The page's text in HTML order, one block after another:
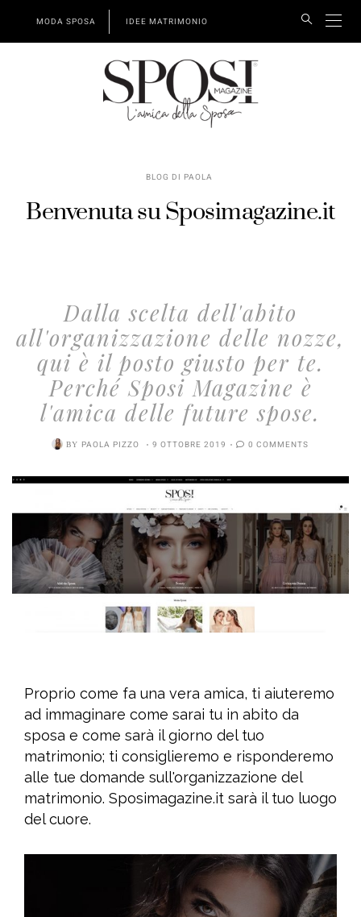
MODA SPOSA IDEE MATRIMONIO
BLOG DI PAOLA
Benvenuta su Sposimagazine.it
Dalla scelta dell'abito
all'organizzazione delle nozze,
qui è il posto giusto per te.
Perché Sposi Magazine è
l'amica delle future spose.
BY PAOLA PIZZO 9 OTTOBRE 2019 0 COMMENTS
Proprio come fa una vera amica, ti aiuteremo
ad immaginare come sarai tu in abito da
sposa e come sarà il giorno del tuo
matrimonio; ti consiglieremo e risponderemo
alle tue domande sull'organizzazione del
matrimonio. Sposimagazine.it sarà il tuo luogo
del cuore.